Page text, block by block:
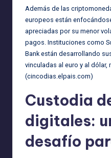
Además de las
europeos están
apreciadas por su menor
pagos. Instituciones como
Bank están desarrollando
vinculadas al euro y al dólar,
(cincodias.elpais.com)
Custodia
digitales:
desafío